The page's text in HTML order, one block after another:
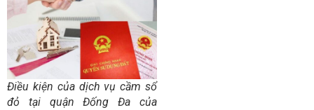
Điều kiện của dịch vụ cầm sổ
đỏ tại quận Đống Đa của